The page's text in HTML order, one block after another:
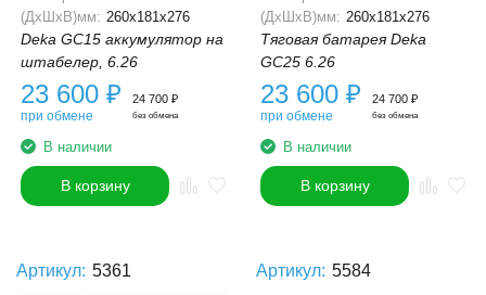
(ДхШхВ)мм: 260x181x276
Deka GC15 аккумулятор на
штабелер, 6.26
23 600 ₽
при обмене
24 700 ₽
без обмена
В наличии
В корзину
(ДхШхВ)мм: 260x181x276
Тяговая батарея Deka
GC25 6.26
23 600 ₽
при обмене
24 700 ₽
без обмена
В наличии
В корзину
Артикул: 5361 Артикул: 5584